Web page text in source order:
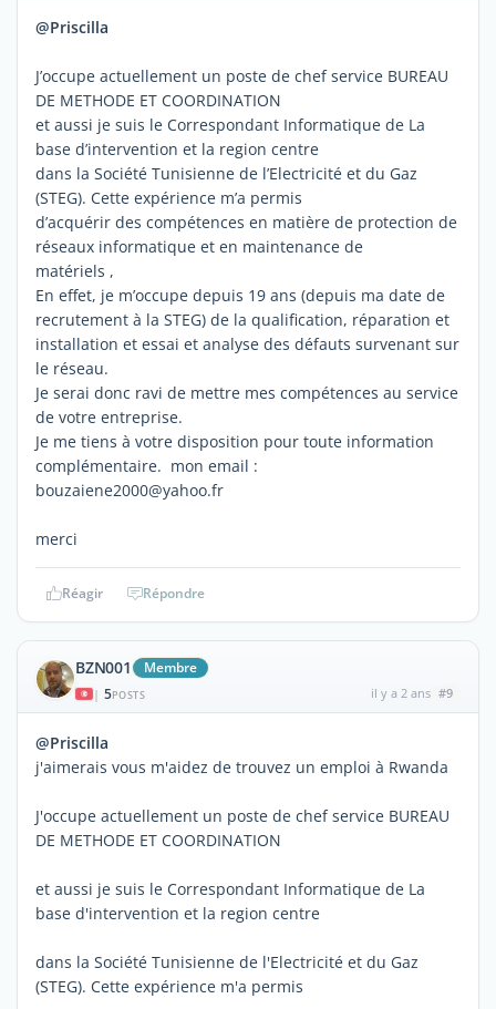
@Priscilla
J’occupe actuellement un poste de chef service BUREAU
DE METHODE ET COORDINATION
et aussi je suis le Correspondant Informatique de La
base d’intervention et la region centre
dans la Société Tunisienne de l’Electricité et du Gaz
(STEG). Cette expérience m’a permis
d’acquérir des compétences en matière de protection de
réseaux informatique et en maintenance de
matériels ,
En effet, je m’occupe depuis 19 ans (depuis ma date de
recrutement à la STEG) de la qualification, réparation et
installation et essai et analyse des défauts survenant sur
le réseau.
Je serai donc ravi de mettre mes compétences au service
de votre entreprise.
Je me tiens à votre disposition pour toute information
complémentaire. mon email :
bouzaiene2000@yahoo.fr
merci
Réagir Répondre
BZN001 Membre
| 5POSTS il y a 2 ans #9
@Priscilla
j'aimerais vous m'aidez de trouvez un emploi à Rwanda
J'occupe actuellement un poste de chef service BUREAU
DE METHODE ET COORDINATION
et aussi je suis le Correspondant Informatique de La
base d'intervention et la region centre
dans la Société Tunisienne de l'Electricité et du Gaz
(STEG). Cette expérience m'a permis